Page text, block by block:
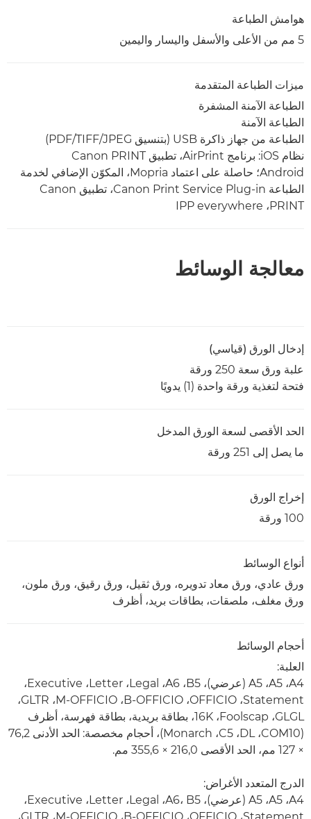
هوامش الطباعة
5 مم من الأعلى والأسفل واليسار واليمين
ميزات الطباعة المتقدمة
الطباعة الآمنة المشفرة
الطباعة الآمنة
الطباعة من جهاز ذاكرة USB (بتنسيق JPEG/‏TIFF/‏PDF)
نظام iOS: برنامج AirPrint، تطبيق Canon PRINT
Android؛ حاصلة على اعتماد Mopria، المكوّن الإضافي لخدمة
الطباعة Canon Print Service Plug-in، تطبيق Canon
PRINT، ‏IPP everywhere
معالجة الوسائط
إدخال الورق (قياسي)
علبة ورق سعة 250 ورقة
فتحة لتغذية ورقة واحدة (1) يدويًا
الحد الأقصى لسعة الورق المدخل
ما يصل إلى 251 ورقة
إخراج الورق
100 ورقة
أنواع الوسائط
ورق عادي، ورق معاد تدويره، ورق ثقيل، ورق رقيق، ورق ملون،
ورق مغلف، ملصقات، بطاقات بريد، أظرف
أحجام الوسائط
العلبة:
A4‏، A5‏، A5‏ (عرضي)، B5‏، A6‏، Legal‏، Letter‏، Executive‏،
Statement‏، OFFICIO‏، B-OFFICIO‏، M-OFFICIO‏، GLTR‏،
GLGL‏، Foolscap‏، ‏16K، بطاقة بريدية، بطاقة فهرسة، أظرف
(COM10، ‏DL، ‏C5، ‏Monarch)، أحجام مخصصة: الحد الأدنى 76,2
× 127 مم، الحد الأقصى 216,0 × 355,6 مم.
الدرج المتعدد الأغراض:
A4‏، A5‏، A5‏ (عرضي)، A6، B5‏، Legal‏، Letter‏، Executive‏،